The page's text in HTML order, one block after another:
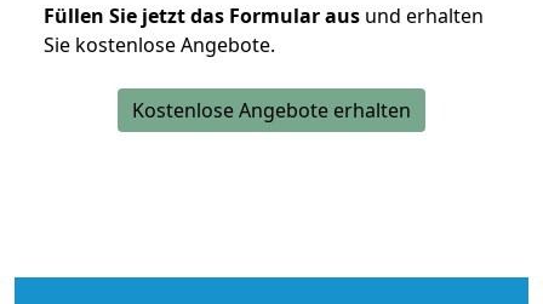
Füllen Sie jetzt das Formular aus und erhalten
Sie kostenlose Angebote.
Kostenlose Angebote erhalten